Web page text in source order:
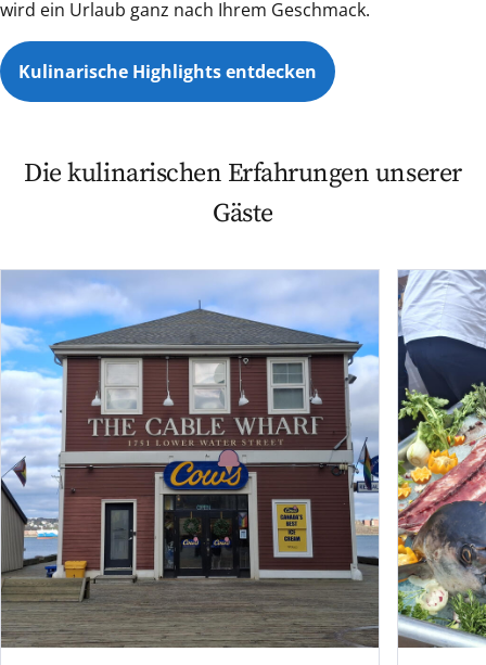
wird ein Urlaub ganz nach Ihrem Geschmack.
Kulinarische Highlights entdecken
Die kulinarischen Erfahrungen unserer
Gäste